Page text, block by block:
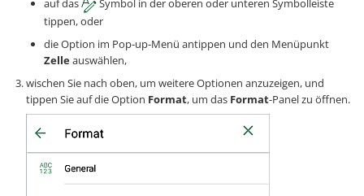
auf das
Symbol in der oberen oder unteren Symbolleiste
tippen, oder
die Option im Pop-up-Menü antippen und den Menüpunkt
Zelleauswählen,
wischen Sie nach oben, um weitere Optionen anzuzeigen, und
tippen Sie auf die Option Format, um das Format-Panel zu öffnen.